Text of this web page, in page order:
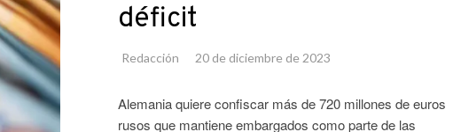
déficit
Redacción 20 de diciembre de 2023
Alemania quiere confiscar más de 720 millones de euros
rusos que mantiene embargados como parte de las